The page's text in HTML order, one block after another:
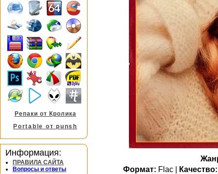
Формат: Flac | Качество:
Репаки от Кролика
Portable от punsh
Информация:
ПРАВИЛА САЙТА
Вопросы и ответы